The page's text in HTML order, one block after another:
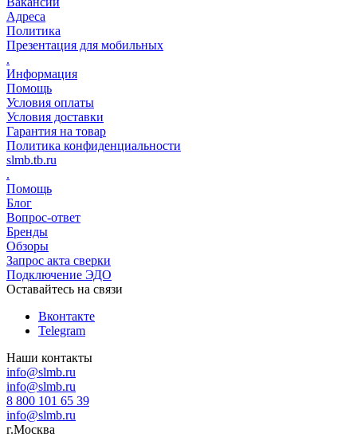
Адреса
Политика
Презентация для мобильных
.
Информация
Помощь
Условия оплаты
Условия доставки
Гарантия на товар
Политика конфиденциальности
slmb.tb.ru
.
Помощь
Блог
Вопрос-ответ
Бренды
Обзоры
Запрос акта сверки
Подключение ЭДО
Оставайтесь на связи
Вконтакте
Telegram
Наши контакты
info@slmb.ru
info@slmb.ru
8 800 101 65 39
info@slmb.ru
г.Москва